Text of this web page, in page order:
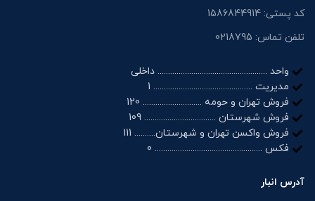
کد پستی: 1586844914
تلفن تماس: 0218795
واحد .................................................... داخلی
مدیریت ............................................... 1
فروش تهران و حومه ............................ 120
فروش شهرستان .................................. 109
فروش واکسن تهران و شهرستان.......... 111
فکس ................................................... 0
آدرس انبار